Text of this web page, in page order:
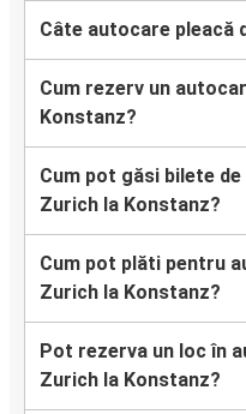
Câte autocare pleacă
Cum rezerv un
Konstanz?
Cum pot găsi bilete
Zurich la Konstanz?
Cum pot plăti pentru
Zurich la Konstanz?
Pot rezerva un loc în
Zurich la Konstanz?